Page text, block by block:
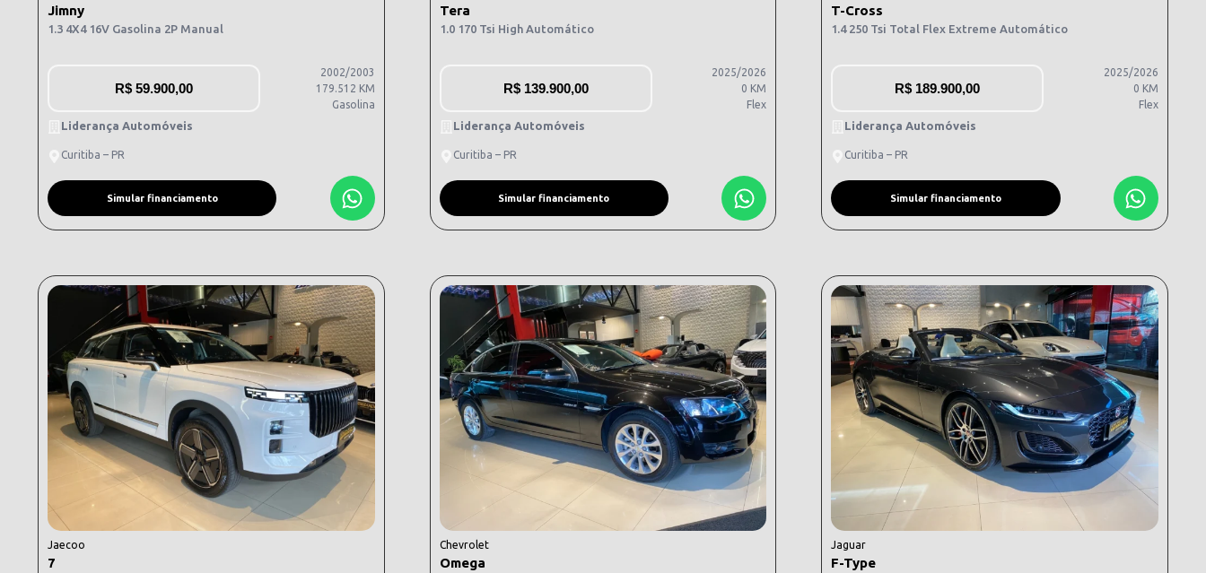
Jimny
1.3 4X4 16V Gasolina 2P Manual
R$ 59.900,00
2002/2003
179.512 KM
Gasolina
Liderança Automóveis
Curitiba – PR
Simular financiamento
Tera
1.0 170 Tsi High Automático
R$139.900,00
2025/2026
0 KM
Flex
Liderança Automóveis
Curitiba – PR
Simular financiamento
T-Cross
1.4 250 Tsi Total Flex Extreme Automático
R$ 189.900,00
2025/2026
0 KM
Flex
Liderança Automóveis
Curitiba – PR
Simular financiamento
Jaecoo
7
Chevrolet
Omega
Jaguar
F-Type